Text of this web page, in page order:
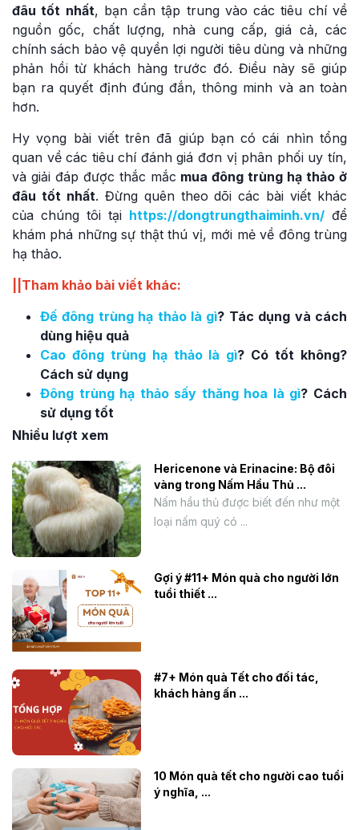
đâu tốt nhất, bạn cần tập trung vào các tiêu chí về
nguồn gốc, chất lượng, nhà cung cấp, giá cả, các
chính sách bảo vệ quyền lợi người tiêu dùng và những
phản hồi từ khách hàng trước đó. Điều này sẽ giúp
bạn ra quyết định đúng đắn, thông minh và an toàn
hơn.
Hy vọng bài viết trên đã giúp bạn có cái nhìn tổng
quan về các tiêu chí đánh giá đơn vị phân phối uy tín,
và giải đáp được thắc mắc mua đông trùng hạ thảo ở
đâu tốt nhất. Đừng quên theo dõi các bài viết khác
của chúng tôi tại https://dongtrungthaiminh.vn/ để
khám phá những sự thật thú vị, mới mẻ về đông trùng
hạ thảo.
||Tham khảo bài viết khác:
Đế đông trùng hạ thảo là gì? Tác dụng và cách
dùng hiệu quả
Cao đông trùng hạ thảo là gì? Có tốt không?
Cách sử dụng
Đông trùng hạ thảo sấy thăng hoa là gì? Cách
sử dụng tốt
Nhiều lượt xem
Hericenone và Erinacine: Bộ đôi
vàng trong Nấm Hầu Thủ ...
Nấm hầu thủ được biết đến như một
loại nấm quý có ...
Gợi ý #11+ Món quà cho người lớn
tuổi thiết ...
#7+ Món quà Tết cho đối tác,
khách hàng ấn ...
10 Món quà tết cho người cao tuổi
ý nghĩa, ...